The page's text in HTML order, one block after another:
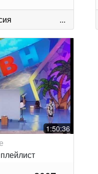
...
1:50:36